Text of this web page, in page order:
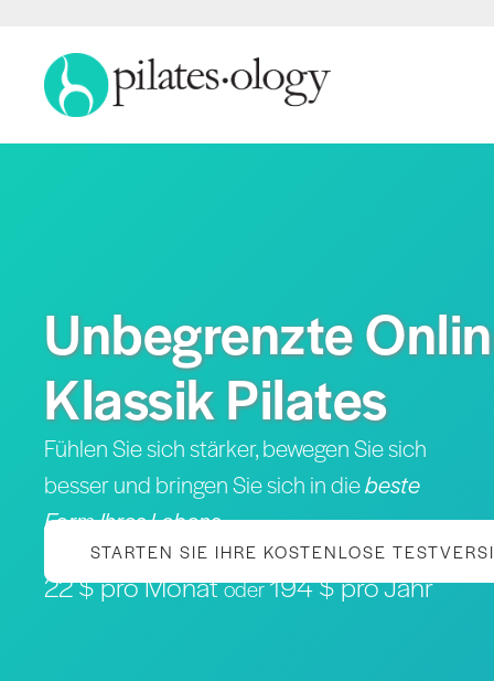
Unbegrenzte
Klassik Pilates
Fühlen Sie sich stärker, bewegen Sie sich
besser und bringen Sie sich in diebeste
Form Ihres Lebens
STARTEN SIE IHRE KOSTENLOSE
22 $ pro Monatoder194 $ pro Jahr